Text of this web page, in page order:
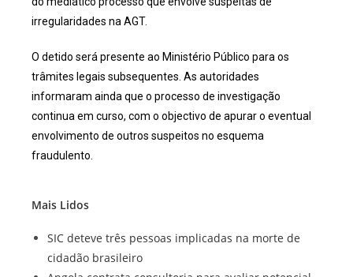
irregularidades na AGT.
O detido será presente ao Ministério Público para os
trâmites legais subsequentes. As autoridades
informaram ainda que o processo de investigação
continua em curso, com o objectivo de apurar o eventual
envolvimento de outros suspeitos no esquema
fraudulento.
Mais Lidos
SIC deteve três pessoas implicadas na morte de
cidadão brasileiro